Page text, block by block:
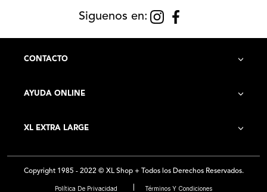
Siguenos en:
CONTACTO
AYUDA ONLINE
Contacto
Preguntas Frecuentes
XL EXTRA LARGE
Historia de la Empresa
Copyright 1985 - 2022 © XL Shop + Todos los Derechos Reservados.
Política De Privacidad Términos Y Condiciones